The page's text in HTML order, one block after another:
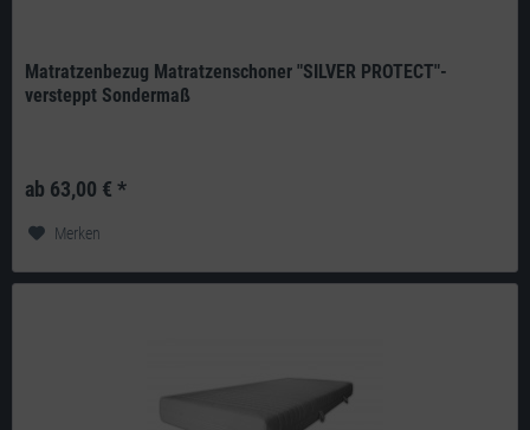
Matratzenbezug Matratzenschoner "SILVER PROTECT"-
versteppt Sondermaß
ab 63,00 € *
Merken